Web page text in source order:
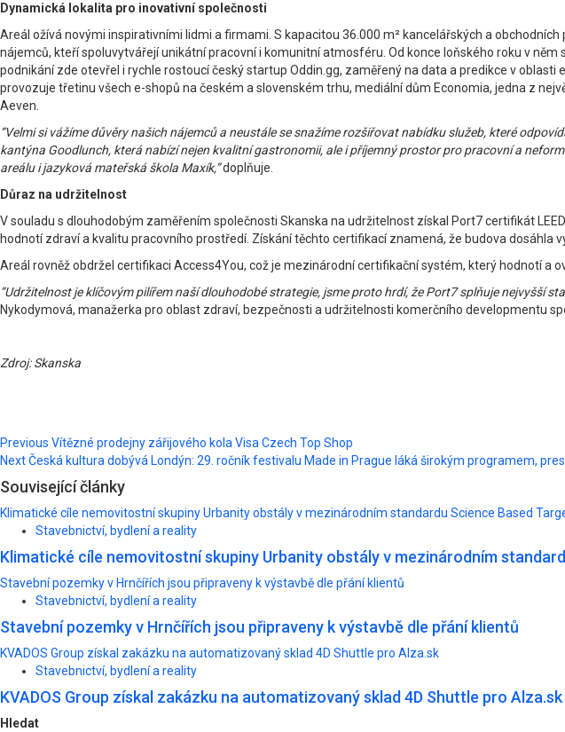
Dynamická lokalita pro inovativní společnosti
Areál ožívá novými inspirativními lidmi a firmami. S kapacitou 36.000 m² kancelářských a
nájemců, kteří spoluvytvářejí unikátní pracovní i komunitní atmosféru. Od konce loňského roku v
podnikání zde otevřel i rychle rostoucí český startup Oddin.gg, zaměřený na data a predikce v
provozuje třetinu všech e-shopů na českém a slovenském trhu, mediální dům Economia, jedna z
Aeven.
“Velmi si vážíme důvěry našich nájemců a neustále se snažíme rozšiřovat nabídku služeb, které
kantýna Goodlunch, která nabízí nejen kvalitní gastronomii, ale i příjemný prostor pro pracovní a
areálu i jazyková mateřská škola Maxík,”doplňuje.
Důraz na udržitelnost
V souladu s dlouhodobým zaměřením společnosti Skanska na udržitelnost získal Port7 certifikát
hodnotí zdraví a kvalitu pracovního prostředí. Získání těchto certifikací znamená, že budova
Areál rovněž obdržel certifikaci Access4You, což je mezinárodní certifikační systém, který hodnotí a
“Udržitelnost je klíčovým pilířem naší dlouhodobé strategie, jsme proto hrdí, že Port7 splňuje nejvyšší
Nykodymová, manažerka pro oblast zdraví, bezpečnosti a udržitelnosti komerčního developmentu
Zdroj: Skanska
Post
navigation
Previous Vítězné prodejny zářijového kola Visa Czech Top Shop
NextČeská kultura dobývá Londýn: 29. ročník festivalu Made in Prague láká širokým programem,
Související články
Klimatické cíle nemovitostní skupiny Urbanity obstály v mezinárodním standardu Science Based
Stavebnictví, bydlení a reality
Klimatické cíle nemovitostní skupiny Urbanity obstály v mezinárodním
Stavební pozemky v Hrnčířích jsou připraveny k výstavbě dle přání klientů
Stavebnictví, bydlení a reality
Stavební pozemky v Hrnčířích jsou připraveny k výstavbě dle přání klientů
KVADOS Group získal zakázku na automatizovaný sklad 4D Shuttle pro Alza.sk
Stavebnictví, bydlení a reality
KVADOS Group získal zakázku na automatizovaný sklad 4D Shuttle pro Alza.sk
Hledat